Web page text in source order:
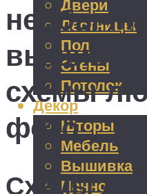
Двери
Лестницы
Пол
Стены
Потолок
Декор
Шторы
Мебель
Вышивка
Панно
вышивка
схемы
фото
Схемы